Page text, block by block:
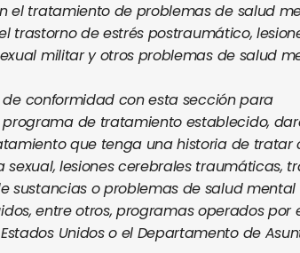
el tratamiento de problemas de salud
trastorno de estrés postraumático,
militar y otros problemas de salud
conformidad con esta sección para
de tratamiento establecido,
que tenga una historia de tratar
lesiones cerebrales traumáticas,
sustancias o problemas de salud
entre otros, programas operados por
Unidos o el Departamento de